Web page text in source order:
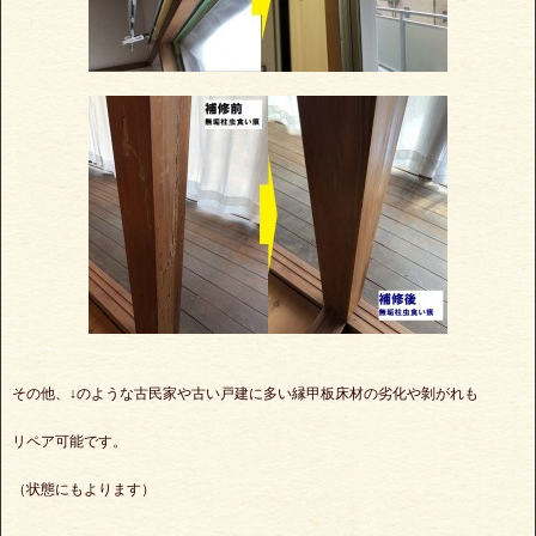
その他、↓のような古民家や古い戸建に多い縁甲板床材の劣化や剝がれも
リペア可能です。
（状態にもよります）